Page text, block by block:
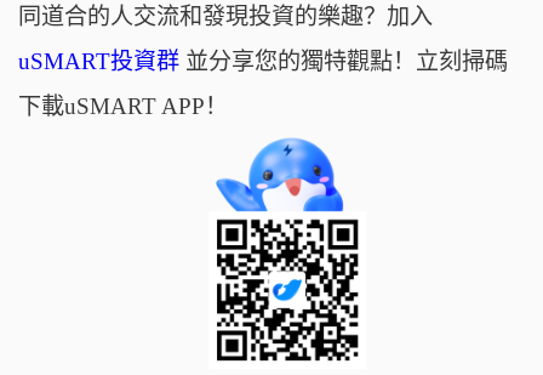
同道合的人交流和發現投資的樂趣？加入
uSMART投資群並分享您的獨特觀點！立刻掃碼
下載uSMART APP！